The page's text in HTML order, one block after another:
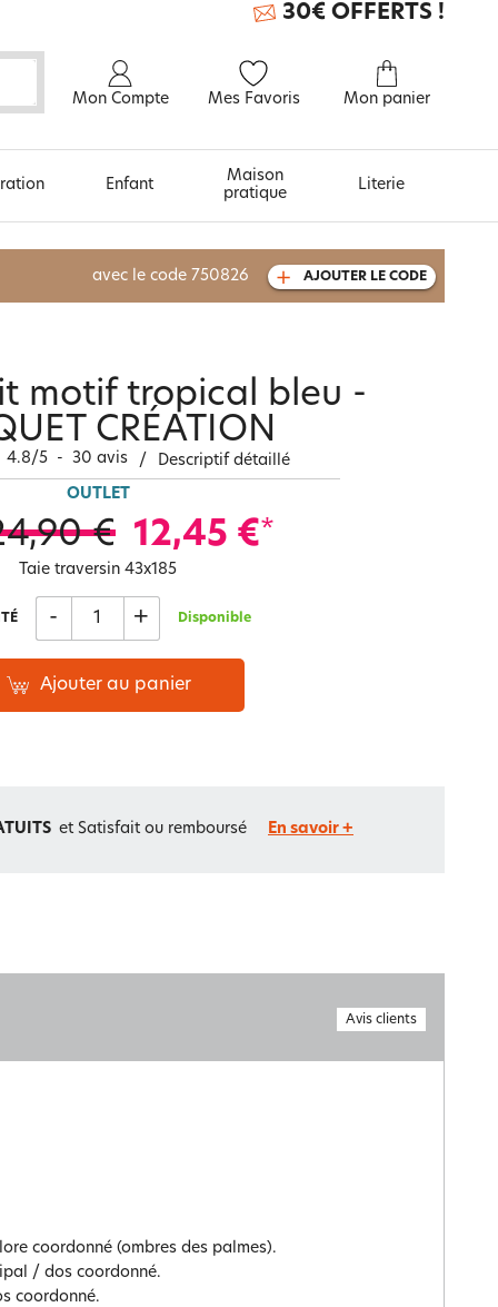
Mon Compte Mes Favoris Mon panier
30€ OFFERTS !
et
À découvrir aussi
Carte cadeau
Enfant
Maison
pratique
Literie
avec le code 750826 AJOUTER LE CODE
motif tropical bleu -
CRÉATION
4.8/5 - 30 avis / Descriptif détaillé
OUTLET
€ 12,45 €*
Taie traversin 43x185
- + Disponible
Ajouter au panier
et Satisfait ou remboursé En savoir +
Avis clients
coordonné (ombres des palmes).
/ dos coordonné.
coordonné.